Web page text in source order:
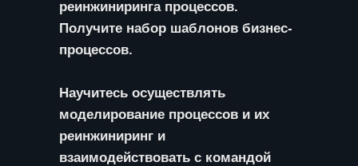
реинжиниринга процессов.
Получите набор шаблонов бизнес-
процессов.
Научитесь осуществлять
моделирование процессов и их
реинжиниринг и
взаимодействовать с командой